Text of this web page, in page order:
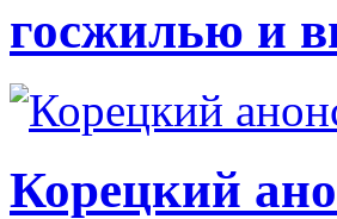
госжилью и
Корецкий